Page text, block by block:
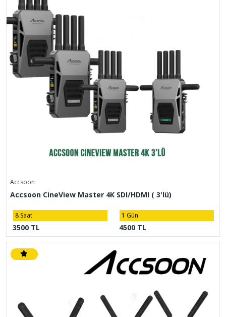
Accsoon
Accsoon CineView Master 4K SDI/HDMI ( 3'lü)
8 Saat
3500 TL
1 Gün
4500 TL